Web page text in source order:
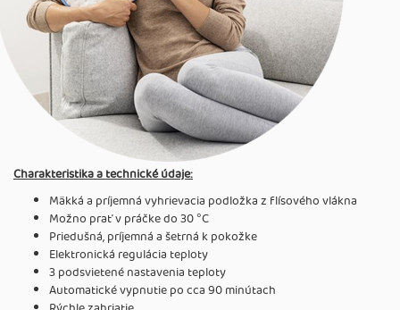
Charakteristika a technické údaje:
Mäkká a príjemná vyhrievacia podložka z flísového vlákna
Možno prať v práčke do 30 °C
Priedušná, príjemná a šetrná k pokožke
Elektronická regulácia teploty
3 podsvietené nastavenia teploty
Automatické vypnutie po cca 90 minútach